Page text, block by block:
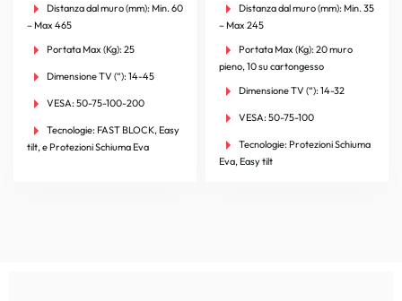
Distanza dal muro (mm): Min. 60
– Max 465
Portata Max (Kg): 25
Dimensione TV (“): 14-45
VESA: 50-75-100-200
Tecnologie: FAST BLOCK, Easy
tilt, e Protezioni Schiuma Eva
Distanza dal muro (mm): Min. 35
– Max 245
Portata Max (Kg): 20 muro
pieno, 10 su cartongesso
Dimensione TV (“): 14-32
VESA: 50-75-100
Tecnologie: Protezioni Schiuma
Eva, Easy tilt